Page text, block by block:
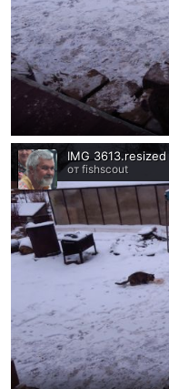
IMG 3613.resized
от fishscout